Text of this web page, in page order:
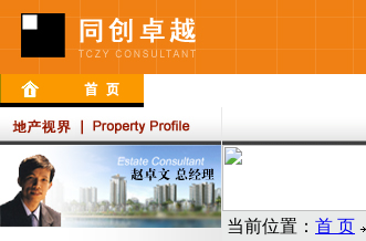
当前位置： 首 页